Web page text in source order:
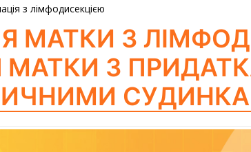
з лімфодисекцією
МАТКИ З
З